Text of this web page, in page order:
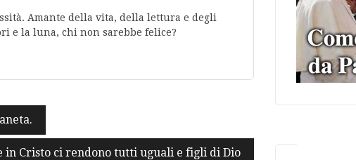
Amante della vita, della lettura e degli
e la luna, chi non sarebbe felice?
in Cristo ci rendono tutti uguali e figli di Dio